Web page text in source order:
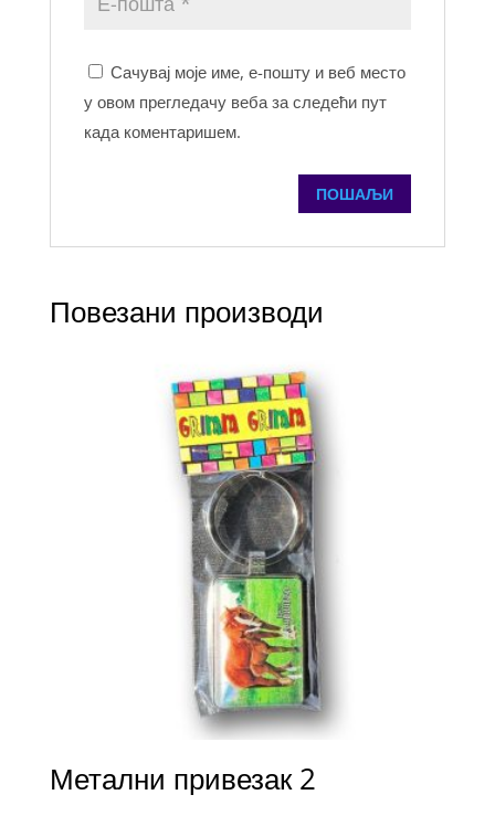
Сачувај моје име, е-пошту и веб место
у овом прегледачу веба за следећи пут
када коментаришем.
Повезани производи
Метални привезак 2